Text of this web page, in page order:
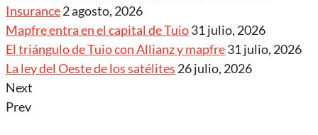
Insurance2 agosto, 2026
Mapfre entra en el capital de Tuio31 julio, 2026
El triángulo de Tuio con Allianz y mapfre31 julio, 2026
La ley del Oeste de los satélites 26 julio, 2026
Next
Prev